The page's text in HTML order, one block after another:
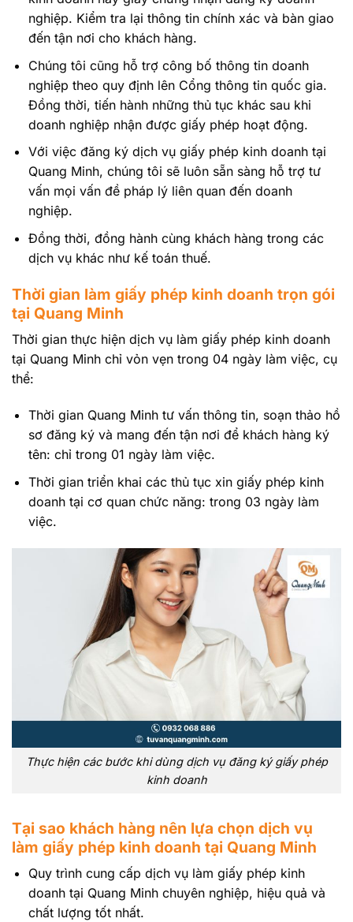
nghiệp. Kiểm tra lại thông tin chính xác và bàn giao
đến tận nơi cho khách hàng.
Chúng tôi cũng hỗ trợ công bố thông tin doanh
nghiệp theo quy định lên Cổng thông tin quốc gia.
Đồng thời, tiến hành những thủ tục khác sau khi
doanh nghiệp nhận được giấy phép hoạt động.
Với việc đăng ký dịch vụ giấy phép kinh doanh tại
Quang Minh, chúng tôi sẽ luôn sẵn sàng hỗ trợ tư
vấn mọi vấn đề pháp lý liên quan đến doanh
nghiệp.
Đồng thời, đồng hành cùng khách hàng trong các
dịch vụ khác như kế toán thuế.
Thời gian làm giấy phép kinh doanh trọn gói
tại Quang Minh
Thời gian thực hiện dịch vụ làm giấy phép kinh doanh
tại Quang Minh chỉ vỏn vẹn trong 04 ngày làm việc, cụ
thể:
Thời gian Quang Minh tư vấn thông tin, soạn thảo hồ
sơ đăng ký và mang đến tận nơi để khách hàng ký
tên: chỉ trong 01 ngày làm việc.
Thời gian triển khai các thủ tục xin giấy phép kinh
doanh tại cơ quan chức năng: trong 03 ngày làm
việc.
Thực hiện các bước khi dùng dịch vụ đăng ký giấy phép
kinh doanh
Tại sao khách hàng nên lựa chọn dịch vụ
làm giấy phép kinh doanh tại Quang Minh
Quy trình cung cấp dịch vụ làm giấy phép kinh
doanh tại Quang Minh chuyên nghiệp, hiệu quả và
chất lượng tốt nhất.